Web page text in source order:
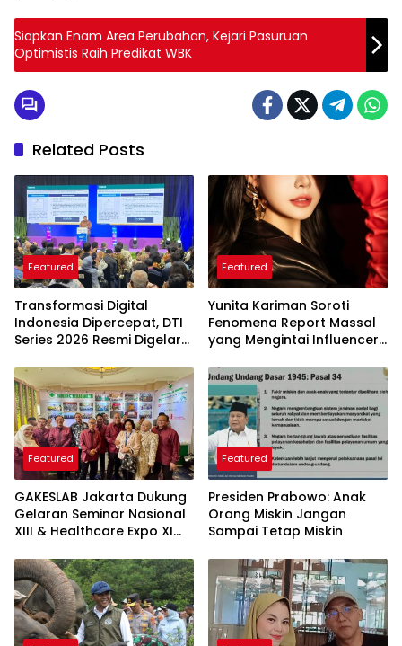
Siapkan Enam Area Perubahan, Kejari Pasuruan
Optimistis Raih Predikat WBK
Related Posts
Featured
Transformasi Digital
Indonesia Dipercepat, DTI
Series 2026 Resmi Digelar
Featured
Yunita Kariman Soroti
Fenomena Report Massal
yang Mengintai Influencer,
yang Perlu Diketahui
Featured
GAKESLAB Jakarta Dukung
Gelaran Seminar Nasional
XIII & Healthcare Expo XI
Featured
Presiden Prabowo: Anak
Orang Miskin Jangan
Sampai Tetap Miskin